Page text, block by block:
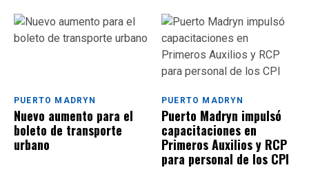
PUERTO MADRYN
Nuevo aumento para el
boleto de transporte
urbano
PUERTO MADRYN
Puerto Madryn impulsó
capacitaciones en
Primeros Auxilios y RCP
para personal de los CPI